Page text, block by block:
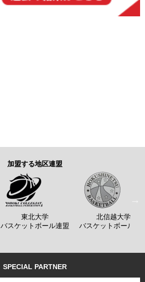
加盟する地区連盟
東北大学
バスケットボール連盟
北信越大学
バスケットボール連
SPECIAL PARTNER